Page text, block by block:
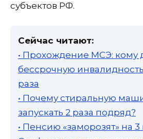
субъектов РФ.
Сейчас читают:
• Прохождение МСЭ: кому
бессрочную
раза
• Почему стиральную
запускать 2 раза подряд?
• Пенсию «заморозят» на 3